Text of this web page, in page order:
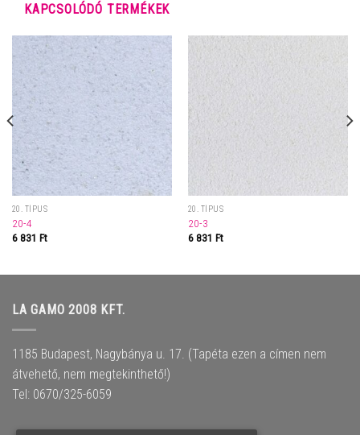
KAPCSOLÓDÓ TERMÉKEK
20. TÍPUS
20-4
6 831 Ft
20. TÍPUS
20-3
6 831 Ft
LA GAMO 2008 KFT.
1185 Budapest, Nagybánya u. 17. (Tapéta ezen a címen nem
átvehető, nem megtekinthető!)
Tel: 0670/325-6059